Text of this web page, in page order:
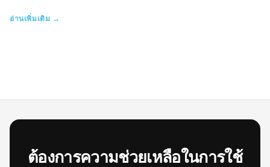
อ่านเพิ่มเติม →
ต้องการความช่วยเหลือในการใช้